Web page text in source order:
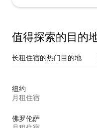
值得探索的目的
长租住宿的热门目的地
纽约
月租住宿
佛罗伦萨